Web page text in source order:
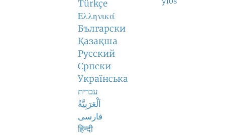
Türkçe
Ελληνικά
Български
Қазақша
Русский
Српски
Українська
עברית
اَلْعَرَبِيَّةُ
فارسی
हिन्दी